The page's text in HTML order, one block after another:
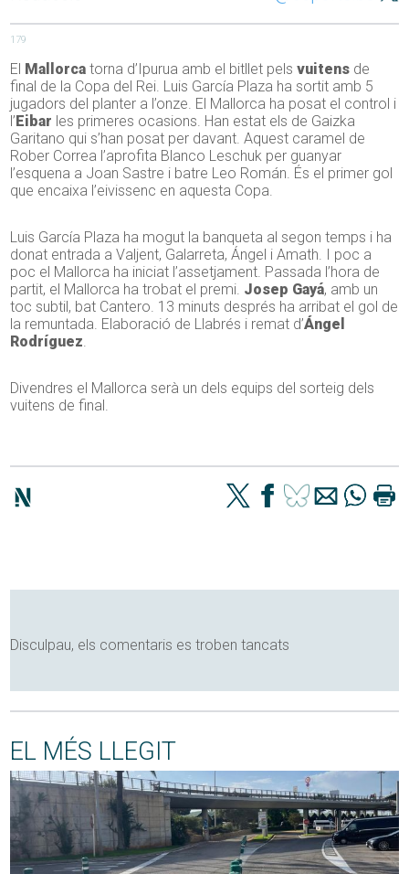
179
El Mallorca torna d’Ipurua amb el bitllet pelsvuitens de
final de la Copa del Rei. Luis García Plaza ha sortit amb 5
jugadors del planter a l’onze. El Mallorca ha posat el control i
l’ Eibar les primeres ocasions. Han estat els de Gaizka
Garitano qui s’han posat per davant. Aquest caramel de
Rober Correa l’aprofita Blanco Leschuk per guanyar
l’esquena a Joan Sastre i batre Leo Román. És el primer gol
que encaixa l’eivissenc en aquesta Copa.
Luis García Plaza ha mogut la banqueta al segon temps i ha
donat entrada a Valjent, Galarreta, Ángel i Amath. I poc a
poc el Mallorca ha iniciat l’assetjament. Passada l’hora de
partit, el Mallorca ha trobat el premi. Josep Gayá, amb un
toc subtil, bat Cantero. 13 minuts després ha arribat el gol de
la remuntada. Elaboració de Llabrés i remat d’Ángel
Rodríguez.
Divendres el Mallorca serà un dels equips del sorteig dels
vuitens de final.
Disculpau, els comentaris es troben tancats
EL MÉS LLEGIT